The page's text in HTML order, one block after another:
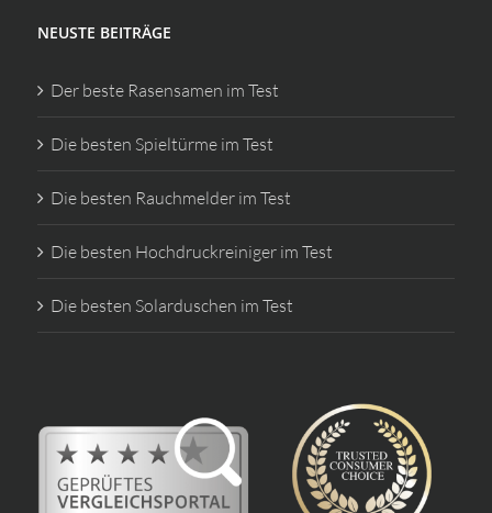
NEUSTE BEITRÄGE
Der beste Rasensamen im Test
Die besten Spieltürme im Test
Die besten Rauchmelder im Test
Die besten Hochdruckreiniger im Test
Die besten Solarduschen im Test